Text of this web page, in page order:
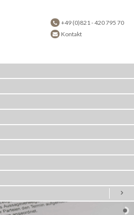
+49 (0)821 - 420 795 70
Kontakt